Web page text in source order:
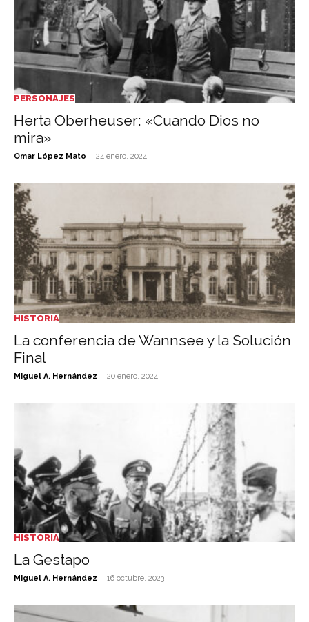
PERSONAJES
Herta Oberheuser: «Cuando Dios no
mira»
Omar López Mato - 24 enero, 2024
HISTORIA
La conferencia de Wannsee y la Solución
Final
Miguel A. Hernández - 20 enero, 2024
HISTORIA
La Gestapo
Miguel A. Hernández - 16 octubre, 2023